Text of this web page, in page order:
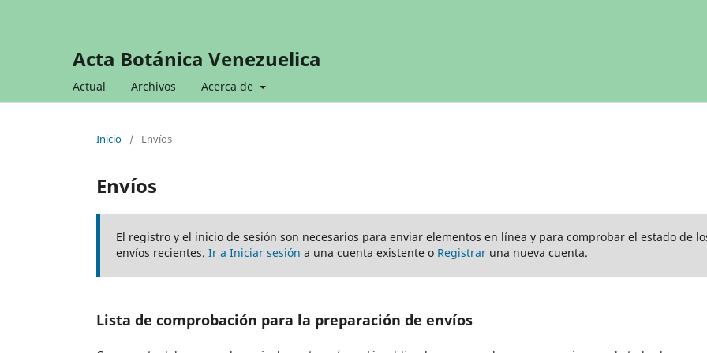
Acta Botánica Venezuelica
Actual Archivos Acerca de
Inicio / Envíos
Envíos
El registro y el inicio de sesión son necesarios para enviar elementos en línea y para comprobar el estado de
envíos recientes. Ir a Iniciar sesión a una cuenta existente o Registrar una nueva cuenta.
Lista de comprobación para la preparación de envíos